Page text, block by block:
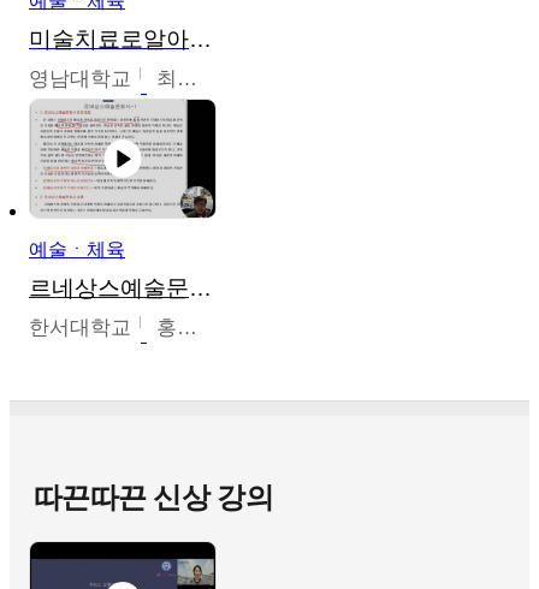
미술치료로알아가는가족이야기
영남대학교 최선남
예술ㆍ체육
르네상스예술문화사
한서대학교 홍창호
따끈따끈 신상 강의